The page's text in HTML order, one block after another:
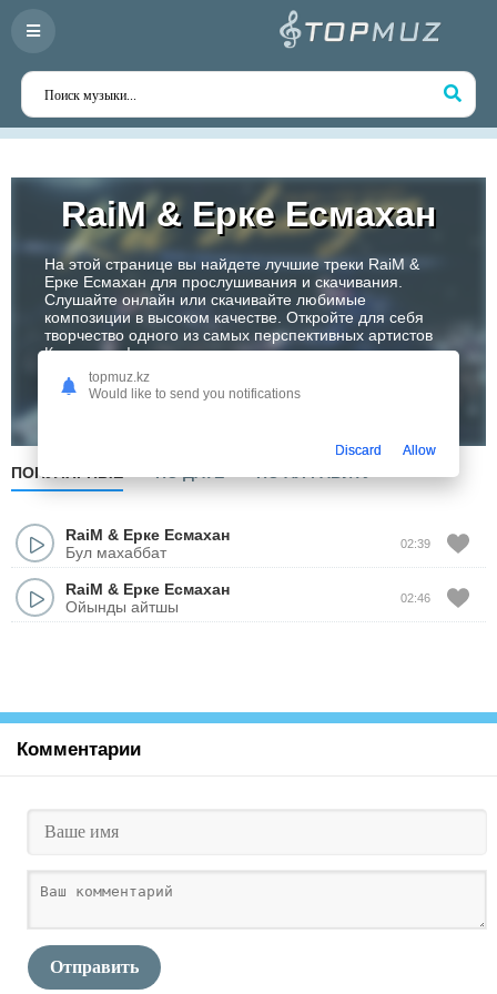
RaiM & Ерке Есмахан
На этой странице вы найдете лучшие треки RaiM &
Ерке Есмахан для прослушивания и скачивания.
Слушайте онлайн или скачивайте любимые
композиции в высоком качестве. Откройте для себя
творчество одного из самых перспективных артистов
Казахстана!
Слушать
ПОПУЛЯРНЫЕ
RaiM & Ерке Есмахан
Бул махаббат
02:39
RaiM & Ерке Есмахан
Ойынды айтшы
02:46
Комментарии
Отправить
topmuz.kz
Would like to send you notifications
Discard Allow